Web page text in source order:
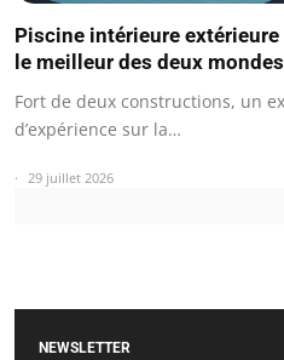
Piscine intérieure
le meilleur des deux mondes
Fort de deux constructions, un
d’expérience sur la…
29 juillet 2026
NEWSLETTER